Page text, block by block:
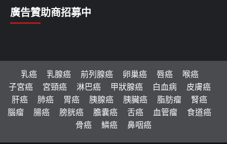
廣告贊助商招募中
乳癌 乳腺癌 前列腺癌 卵巢癌 唇癌
喉癌
子宮癌
宮頸癌 淋巴癌 甲狀腺癌 白血病
皮膚癌
肝癌
肺癌 胃癌 胰腺癌 胰臟癌 脂肪瘤
腎癌
腦瘤
腸癌 膀胱癌 膽囊癌 舌癌 血管瘤
食道癌
骨癌
鱗癌 鼻咽癌